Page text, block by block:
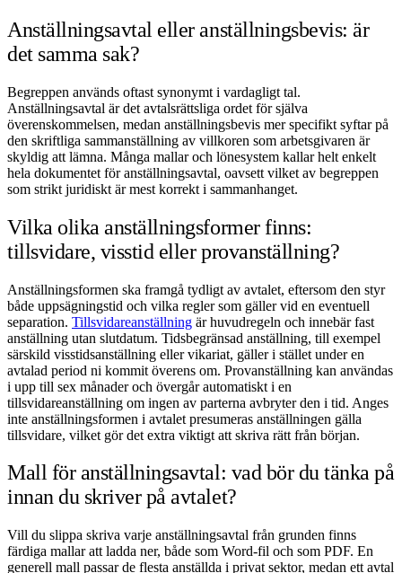
Anställningsavtal eller anställningsbevis: är
det samma sak?
Begreppen används oftast synonymt i vardagligt tal.
Anställningsavtal är det avtalsrättsliga ordet för själva
överenskommelsen, medan anställningsbevis mer specifikt syftar på
den skriftliga sammanställning av villkoren som arbetsgivaren är
skyldig att lämna. Många mallar och lönesystem kallar helt enkelt
hela dokumentet för anställningsavtal, oavsett vilket av begreppen
som strikt juridiskt är mest korrekt i sammanhanget.
Vilka olika anställningsformer finns:
tillsvidare, visstid eller provanställning?
Anställningsformen ska framgå tydligt av avtalet, eftersom den styr
både uppsägningstid och vilka regler som gäller vid en eventuell
separation. Tillsvidareanställning är huvudregeln och innebär fast
anställning utan slutdatum. Tidsbegränsad anställning, till exempel
särskild visstidsanställning eller vikariat, gäller i stället under en
avtalad period ni kommit överens om. Provanställning kan användas
i upp till sex månader och övergår automatiskt i en
tillsvidareanställning om ingen av parterna avbryter den i tid. Anges
inte anställningsformen i avtalet presumeras anställningen gälla
tillsvidare, vilket gör det extra viktigt att skriva rätt från början.
Mall för anställningsavtal: vad bör du tänka på
innan du skriver på avtalet?
Vill du slippa skriva varje anställningsavtal från grunden finns
färdiga mallar att ladda ner, både som Word-fil och som PDF. En
generell mall passar de flesta anställda i privat sektor, medan ett avtal